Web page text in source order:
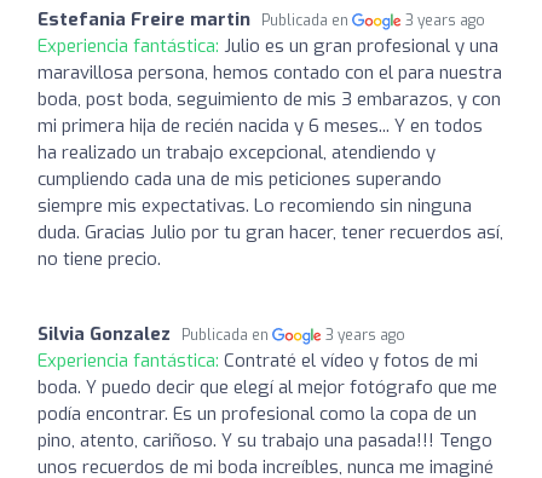
Estefania Freire martin Publicada en 3 years ago
Experiencia fantástica: Julio es un gran profesional y una
maravillosa persona, hemos contado con el para nuestra
boda, post boda, seguimiento de mis 3 embarazos, y con
mi primera hija de recién nacida y 6 meses... Y en todos
ha realizado un trabajo excepcional, atendiendo y
cumpliendo cada una de mis peticiones superando
siempre mis expectativas. Lo recomiendo sin ninguna
duda. Gracias Julio por tu gran hacer, tener recuerdos así,
no tiene precio.
Silvia Gonzalez Publicada en 3 years ago
Experiencia fantástica: Contraté el vídeo y fotos de mi
boda. Y puedo decir que elegí al mejor fotógrafo que me
podía encontrar. Es un profesional como la copa de un
pino, atento, cariñoso. Y su trabajo una pasada!!! Tengo
unos recuerdos de mi boda increíbles, nunca me imaginé